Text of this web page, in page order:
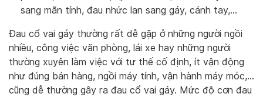
sang mãn tính, đau nhức lan sang gáy, cánh tay,…
Đau cổ vai gáy thường rất dễ gặp ở những người ngồi
nhiều, công việc văn phòng, lái xe hay những người
thường xuyên làm việc với tư thế cố định, ít vận động
như đúng bán hàng, ngồi máy tính, vận hành máy móc,…
cũng dễ thường gây ra đau cổ vai gáy. Mức độ cơn đau